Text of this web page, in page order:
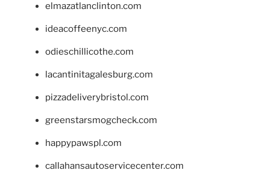
elmazatlanclinton.com
ideacoffeenyc.com
odieschillicothe.com
lacantinitagalesburg.com
pizzadeliverybristol.com
greenstarsmogcheck.com
happypawspl.com
callahansautoservicecenter.com